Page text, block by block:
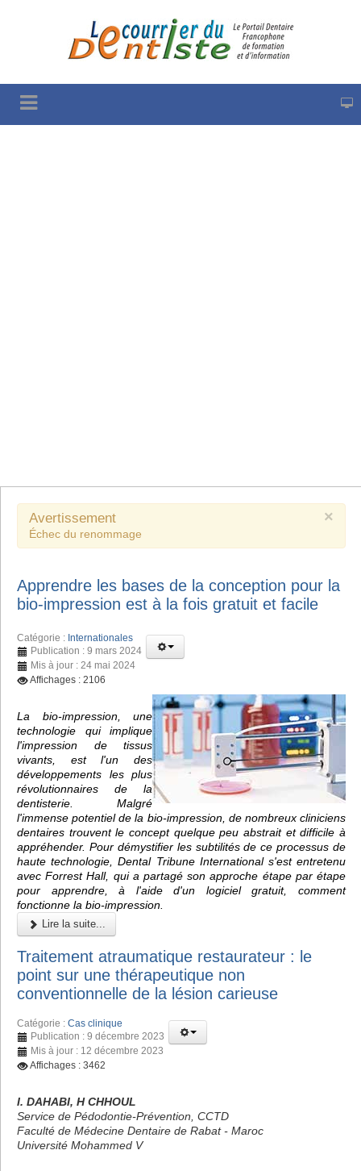
×
Avertissement
Échec du renommage
Apprendre les bases de la conception pour la
bio-impression est à la fois gratuit et facile
Catégorie : Internationales
Publication : 9 mars 2024
Mis à jour : 24 mai 2024
Affichages : 2106
La bio-impression, une
technologie qui implique
l'impression de tissus
vivants, est l'un des
développements les plus
révolutionnaires de la
dentisterie. Malgré
l'immense potentiel de la bio-impression, de nombreux cliniciens
dentaires trouvent le concept quelque peu abstrait et difficile à
appréhender. Pour démystifier les subtilités de ce processus de
haute technologie, Dental Tribune International s'est entretenu
avec Forrest Hall, qui a partagé son approche étape par étape
pour apprendre, à l'aide d'un logiciel gratuit, comment
fonctionne la bio-impression.
Lire la suite...
Traitement atraumatique restaurateur : le
point sur une thérapeutique non
conventionnelle de la lésion carieuse
Catégorie : Cas clinique
Publication : 9 décembre 2023
Mis à jour : 12 décembre 2023
Affichages : 3462
I. DAHABI, H CHHOUL
Service de Pédodontie-Prévention, CCTD
Faculté de Médecine Dentaire de Rabat - Maroc
Université Mohammed V